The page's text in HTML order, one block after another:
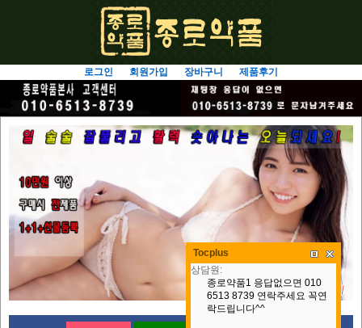
로그인 회원가입 장바구니 제품후기
Tocplus